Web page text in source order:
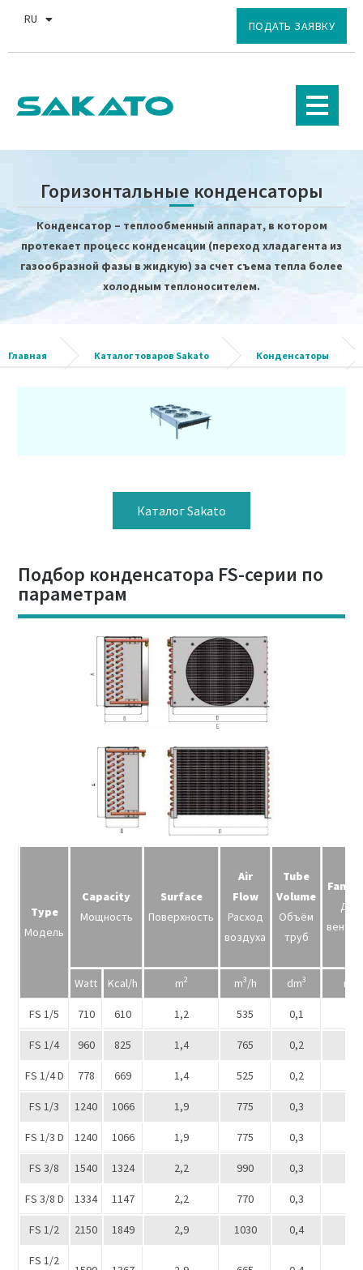
RU
EN ПОДАТЬ ЗАЯВКУ
Горизонтальные конденсаторы
Конденсатор – теплообменный аппарат, в котором
протекает процесс конденсации (переход хладагента из
газообразной фазы в жидкую) за счет съема тепла более
холодным теплоносителем.
Главная Каталог товаров Sakato Конденсаторы
Каталог Sakato
Подбор конденсатора FS-серии по
параметрам
Type
Модель
Capacity
Мощность
Surface
Поверхность
Air
Flow
Расход
воздуха
Tube
Volume
Объём
труб
Fan
Watt Kcal/h m2 m3/h dm3
FS 1/5 710 610 1,2 535 0,1
FS 1/4 960 825 1,4 765 0,2
FS 1/4 D 778 669 1,4 525 0,2
FS 1/3 1240 1066 1,9 775 0,3
FS 1/3 D 1240 1066 1,9 775 0,3
FS 3/8 1540 1324 2,2 990 0,3
FS 3/8 D 1334 1147 2,2 770 0,3
FS 1/2 2150 1849 2,9 1030 0,4
FS 1/2